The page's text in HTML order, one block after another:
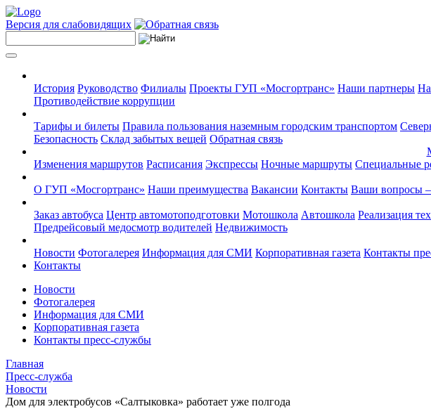
Версия для слабовидящих
История Руководство Филиалы Проекты ГУП «Мосгортранс» Наши партнеры
Противодействие коррупции
Тарифы и билеты Правила пользования наземным городским транспортом
Безопасность Склад забытых вещей Обратная связь
Изменения маршрутов Расписания Экспрессы Ночные маршруты Специальные
О ГУП «Мосгортранс» Наши преимущества Вакансии Контакты Ваши вопросы
Заказ автобуса Центр автомотоподготовки Мотошкола Автошкола Реализация
Предрейсовый медосмотр водителей Недвижимость
Новости Фотогалерея Информация для СМИ Корпоративная газета Контакты
Контакты
Новости
Фотогалерея
Информация для СМИ
Корпоративная газета
Контакты пресс-службы
Главная
Пресс-служба
Новости
Дом для электробусов «Салтыковка» работает уже полгода